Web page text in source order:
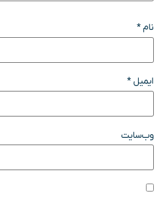
نام*
ایمیل*
وب‌سایت